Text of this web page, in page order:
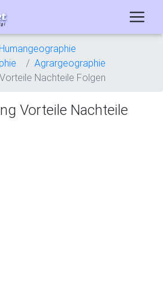
Humangeographie
Agrargeographie
Nachteile Folgen
Vorteile Nachteile